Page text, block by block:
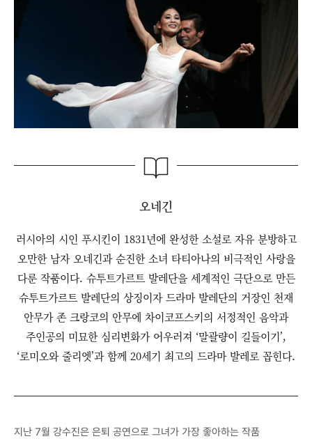
오네긴
러시아의 시인 푸시킨이 1831년에 완성한 소설로 자유 분방하고
오만한 남자 오네긴과 순진한 소녀 타티아나의 비극적인 사랑을
다룬 작품이다. 슈투트가르트 발레단을 세계적인 극단으로 만든
슈투트가르트 발레단의 상징이자 드라마 발레단의 거장인 천재
안무가 존 크랑코의 안무에 차이코프스키의 서정적인 음악과
주인공의 미묘한 심리변화가 어우러져 ‘말괄량이 길들이기’,
‘로미오와 줄리엣’과 함께 20세기 최고의 드라마 발레로 꼽힌다.
지난 7월 강수진은 은퇴 공연으로 그녀가 가장 좋아하는 작품